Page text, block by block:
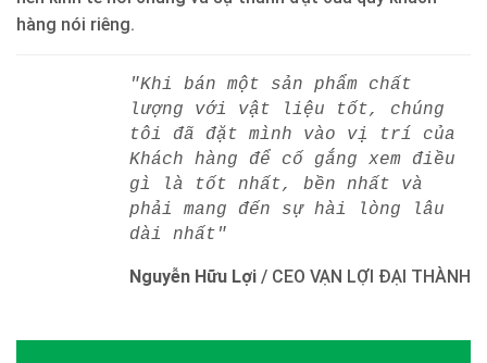
hàng nói riêng.
"Khi bán một sản phẩm chất
lượng với vật liệu tốt, chúng
tôi đã đặt mình vào vị trí của
Khách hàng để cố gắng xem điều
gì là tốt nhất, bền nhất và
phải mang đến sự hài lòng lâu
dài nhất"
Nguyễn Hữu Lợi / CEO VẠN LỢI ĐẠI THÀNH